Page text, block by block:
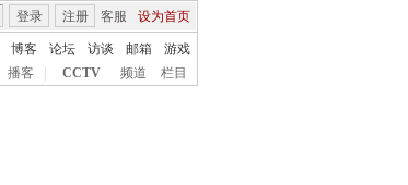
客服 设为首页
登录 注册
博客 论坛 访谈 邮箱
游戏
播客 CCTV 频道 栏目